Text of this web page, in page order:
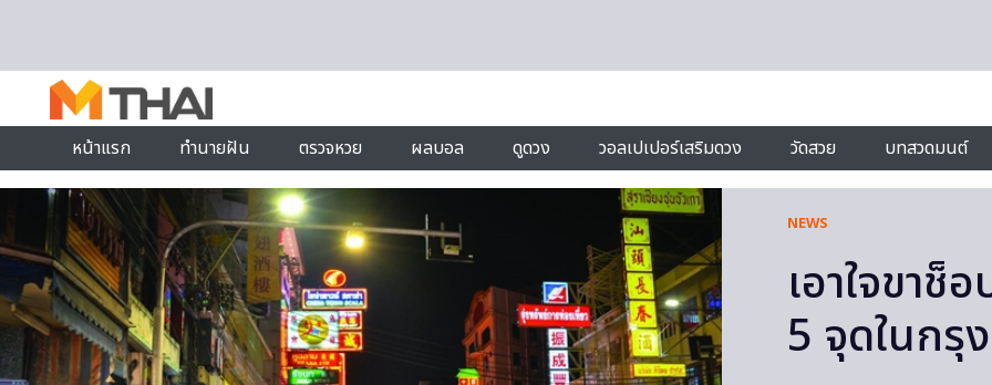
หน้าแรก ทำนายฝัน ตรวจหวย ผลบอล ดูดวง วอลเปเปอร์เสริมดวง วัดสวย บทสวดมนต์
NEWS
เอาใจขา
5 จุดในกรุง